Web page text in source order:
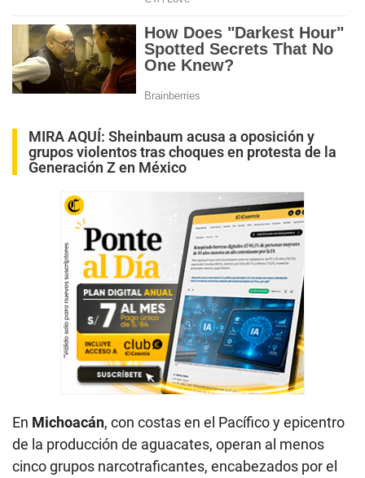
MIRA AQUÍ: Sheinbaum acusa a oposición y
grupos violentos tras choques en protesta de la
Generación Z en México
En Michoacán, con costas en el Pacífico y epicentro
de la producción de aguacates, operan al menos
cinco grupos narcotraficantes, encabezados por el